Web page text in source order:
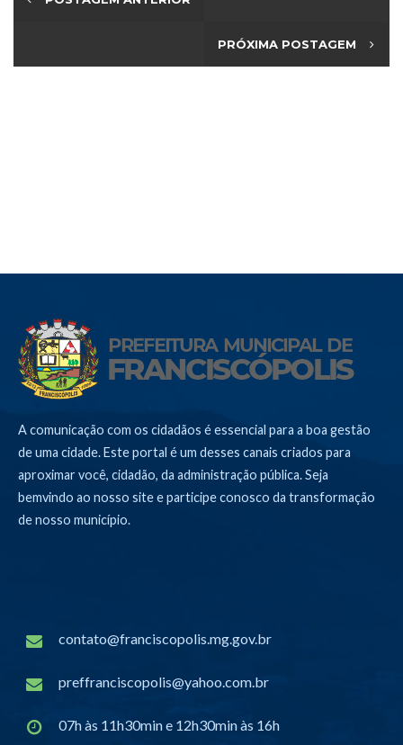
PRÓXIMA POSTAGEM
A comunicação com os cidadãos é essencial para a boa gestão
de uma cidade. Este portal é um desses canais criados para
aproximar você, cidadão, da administração pública. Seja
bemvindo ao nosso site e participe conosco da transformação
de nosso município.
contato@franciscopolis.mg.gov.br
preffranciscopolis@yahoo.com.br
07h às 11h30min e 12h30min às 16h